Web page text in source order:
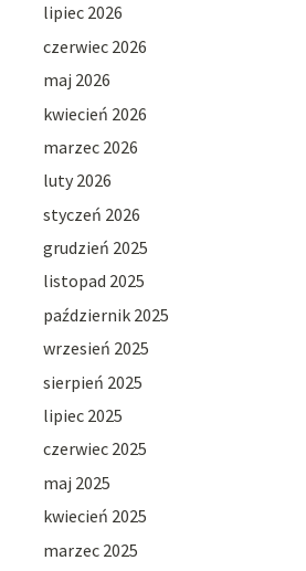
lipiec 2026
czerwiec 2026
maj 2026
kwiecień 2026
marzec 2026
luty 2026
styczeń 2026
grudzień 2025
listopad 2025
październik 2025
wrzesień 2025
sierpień 2025
lipiec 2025
czerwiec 2025
maj 2025
kwiecień 2025
marzec 2025